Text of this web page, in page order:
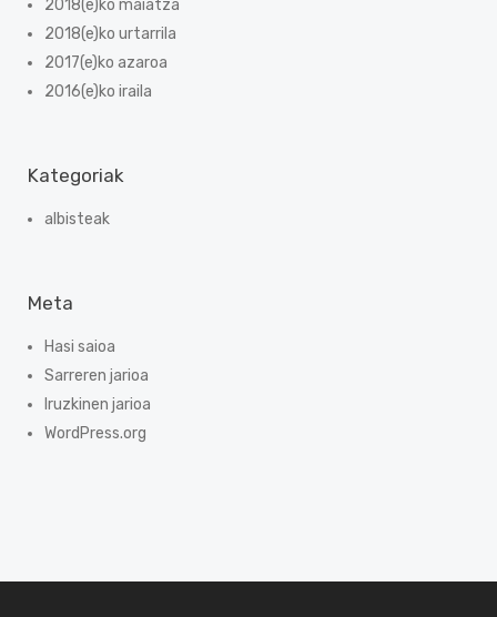
2018(e)ko maiatza
2018(e)ko urtarrila
2017(e)ko azaroa
2016(e)ko iraila
Kategoriak
albisteak
Meta
Hasi saioa
Sarreren jarioa
Iruzkinen jarioa
WordPress.org